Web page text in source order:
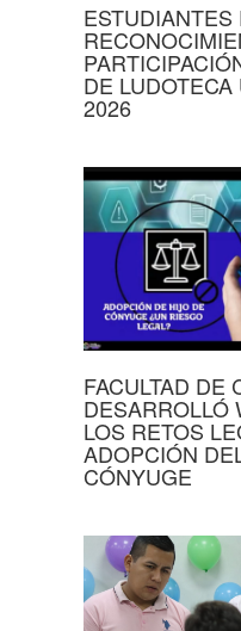
ESTUDIANTES
DE
2026
FACULTAD DE
DESARROLLÓ
LOS RETOS
ADOPCIÓN
CÓNYUGE